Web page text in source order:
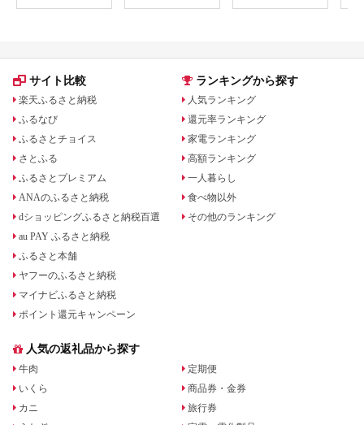
サイト比較
楽天ふるさと納税
ふるなび
ふるさとチョイス
さとふる
ふるさとプレミアム
ANAのふるさと納税
dショッピングふるさと納税百選
au PAY ふるさと納税
ふるさと本舗
ヤフーのふるさと納税
マイナビふるさと納税
ポイント還元キャンペーン
ランキングから探す
人気ランキング
還元率ランキング
家電ランキング
高額ランキング
一人暮らし
食べ物以外
その他のランキング
人気の返礼品から探す
牛肉
いくら
カニ
定期便
商品券・金券
旅行券